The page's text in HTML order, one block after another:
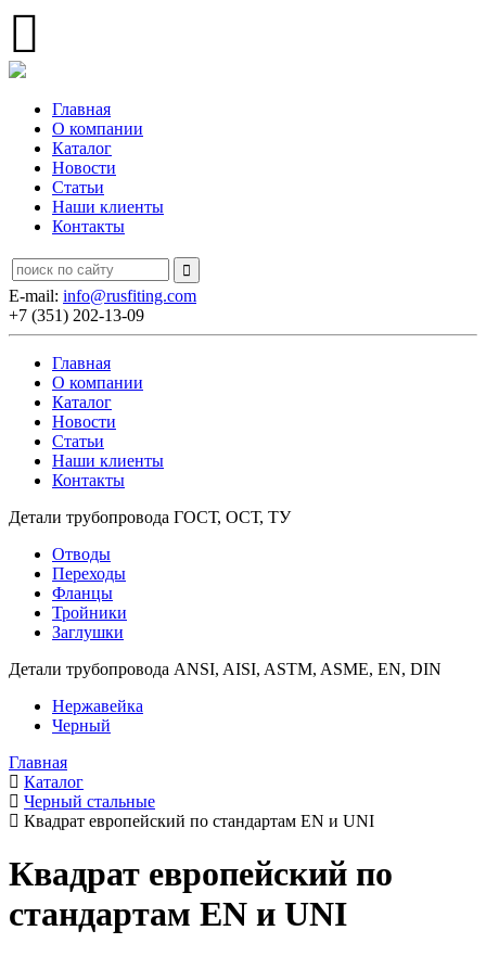
Главная
О компании
Каталог
Новости
Статьи
Наши клиенты
Контакты
E-mail: info@rusfiting.com
+7 (351) 202-13-09
Главная
О компании
Каталог
Новости
Статьи
Наши клиенты
Контакты
Детали трубопровода ГОСТ, ОСТ, ТУ
Отводы
Переходы
Фланцы
Тройники
Заглушки
Детали трубопровода ANSI, AISI, ASTM, ASME, EN, DIN
Нержавейка
Черный
Главная
Каталог
Черный стальные
Квадрат европейский по стандартам EN и UNI
Квадрат европейский по
стандартам EN и UNI